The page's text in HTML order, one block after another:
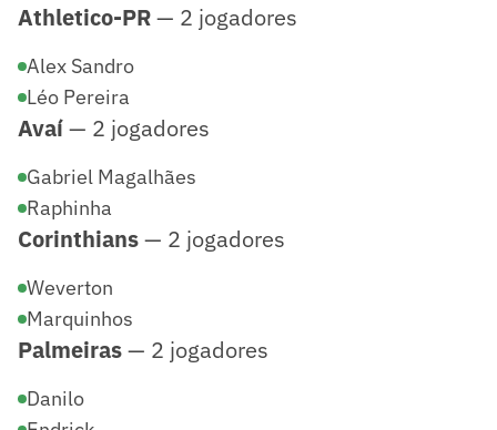
Athletico-PR— 2 jogadores
Alex Sandro
Léo Pereira
Avaí— 2 jogadores
Gabriel Magalhães
Raphinha
Corinthians— 2 jogadores
Weverton
Marquinhos
Palmeiras— 2 jogadores
Danilo